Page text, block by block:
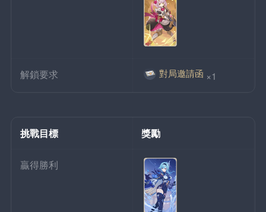
解鎖要求 對局邀請函 ×1
挑戰目標 獎勵
贏得勝利